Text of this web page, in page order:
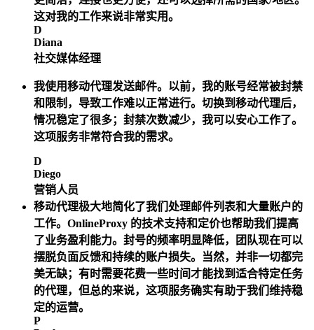
这对我的工作来说非常实用。
D
Diana
社交媒体经理
我使用移动代理发送邮件。以前，我的账号经常被封禁
和限制，导致工作难以正常进行。切换到移动代理后，
情况稳定了很多；封禁次数减少，我可以安心工作了。
这项服务非常符合我的需求。
D
Diego
营销人员
移动代理极大地简化了我们处理邮件列表和大量账户的
工作。OnlineProxy 的技术支持和定价也帮助我们提高
了业务盈利能力。封号的频率明显降低，团队现在可以
摆脱负面反馈和持续的账户损失。当然，并非一切都完
美无缺；有时需要花费一些时间才能找到适合特定任务
的代理，但总的来说，这项服务确实有助于我们维持稳
定的运营。
P